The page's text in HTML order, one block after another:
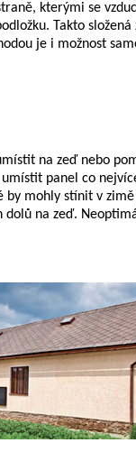
kterými se
Takto
je i možnost
na zeď nebo
panel co
by mohly stínit v
dolů na zeď.